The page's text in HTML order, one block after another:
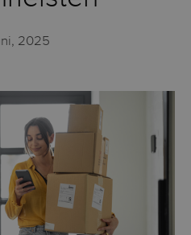
2025